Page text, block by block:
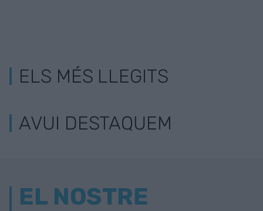
ELS MÉS LLEGITS
AVUI DESTAQUEM
EL NOSTRE